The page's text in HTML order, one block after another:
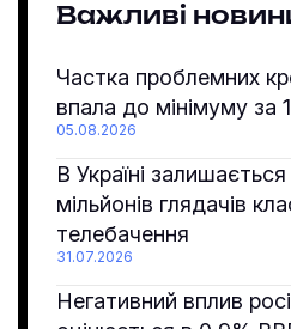
Важливі
Частка проблемних
впала до мінімуму за
05.08.2026
В Україні
мільйонів глядачів
телебачення
31.07.2026
Негативний вплив